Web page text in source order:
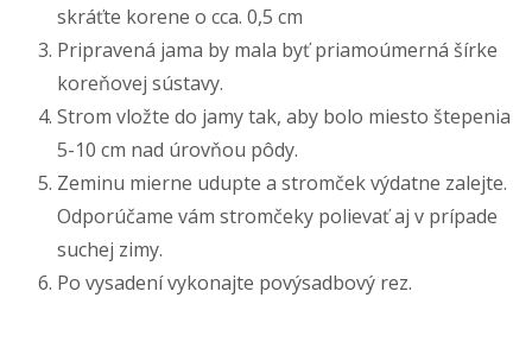
skráťte korene o cca. 0,5 cm
Pripravená jama by mala byť priamoúmerná šírke
koreňovej sústavy.
Strom vložte do jamy tak, aby bolo miesto štepenia
5-10 cm nad úrovňou pôdy.
Zeminu mierne udupte a stromček výdatne zalejte.
Odporúčame vám stromčeky polievať aj v prípade
suchej zimy.
Po vysadení vykonajte povýsadbový rez.